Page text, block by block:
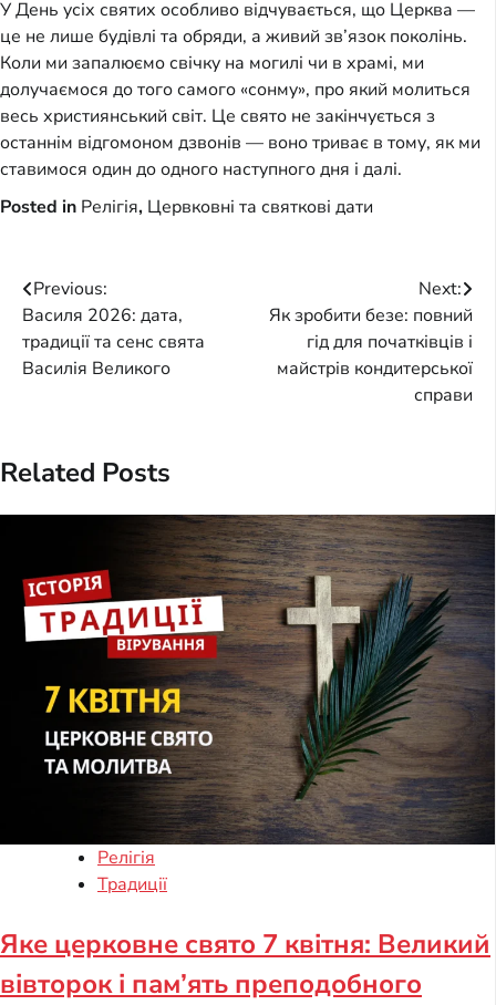
У День усіх святих особливо відчувається, що Церква —
це не лише будівлі та обряди, а живий зв’язок поколінь.
Коли ми запалюємо свічку на могилі чи в храмі, ми
долучаємося до того самого «сонму», про який молиться
весь християнський світ. Це свято не закінчується з
останнім відгомоном дзвонів — воно триває в тому, як ми
ставимося один до одного наступного дня і далі.
Posted in Релігія, Цервковні та святкові дати
Post
navigation
Previous:
Василя 2026: дата,
традиції та сенс свята
Василія Великого
Next:
Як зробити безе: повний
гід для початківців і
майстрів кондитерської
справи
Related Posts
Релігія
Традиції
Яке церковне свято 7 квітня: Великий
вівторок і пам’ять преподобного